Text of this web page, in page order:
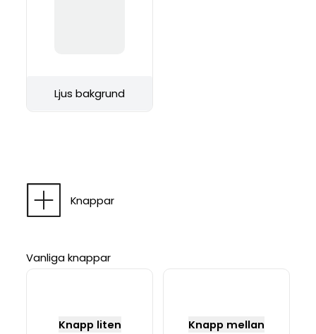
Ljus bakgrund
Knappar
Vanliga knappar
Knapp liten Knapp mellan